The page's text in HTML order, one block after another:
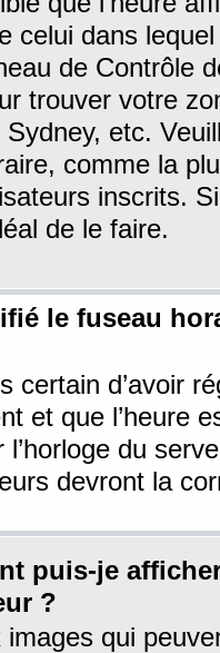
celui dans
de Contrôle
trouver votre
Sydney, etc.
comme la
inscrits.
de le faire.
le fuseau
certain d’avoir
et que l’heure
l’horloge du
devront la
puis-je
?
images qui